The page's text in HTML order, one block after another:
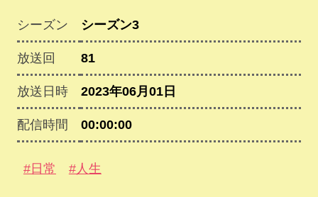
シーズン シーズン3
放送回 81
放送日時 2023年06月01日
配信時間 00:00:00
#日常 #人生